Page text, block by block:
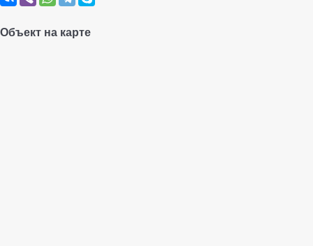
Объект на карте